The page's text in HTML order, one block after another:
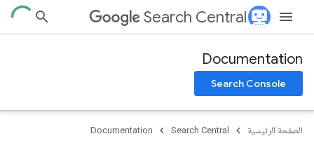
Search Central
Documentation
Search Console
الصفحة الرئيسية Search Central
Documentation